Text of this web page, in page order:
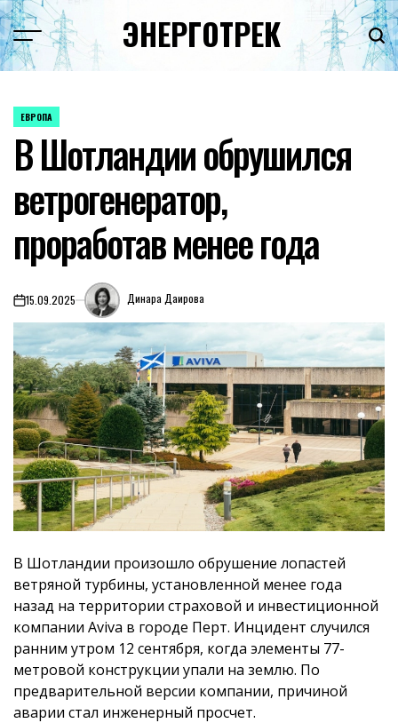
Перейти
к
содержимому
ЭНЕРГОТРЕК
ОПУБЛИКОВАНО
ЕВРОПА
В Шотландии обрушился
ветрогенератор,
проработав менее года
on15.09.2025 Динара Даирова
В Шотландии произошло обрушение лопастей
ветряной турбины, установленной менее года
назад на территории страховой и инвестиционной
компании Aviva в городе Перт. Инцидент случился
ранним утром 12 сентября, когда элементы 77-
метровой конструкции упали на землю. По
предварительной версии компании, причиной
аварии стал инженерный просчет.